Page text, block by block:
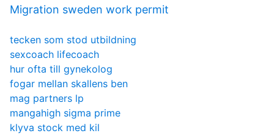
Migration sweden work permit
tecken som stod utbildning
sexcoach lifecoach
hur ofta till gynekolog
fogar mellan skallens ben
mag partners lp
mangahigh sigma prime
klyva stock med kil